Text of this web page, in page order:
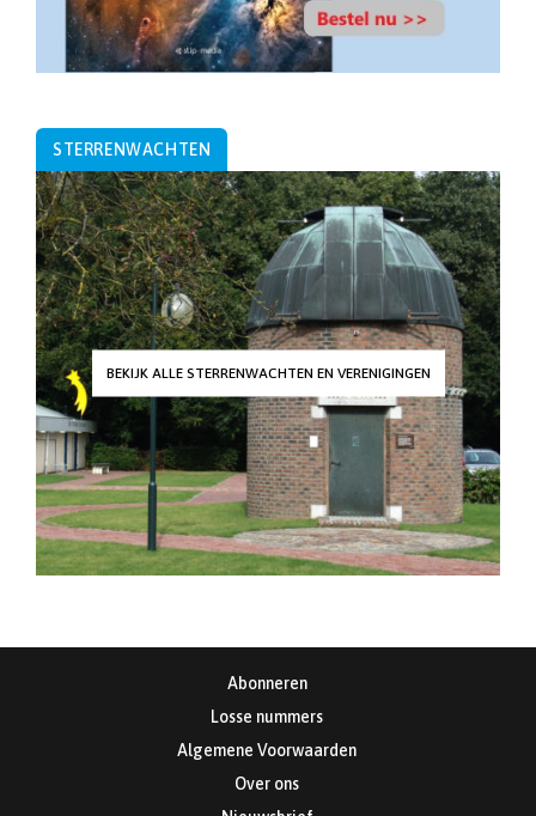
STERRENWACHTEN
BEKIJK ALLE STERRENWACHTEN EN VERENIGINGEN
Abonneren
Losse nummers
Algemene Voorwaarden
Over ons